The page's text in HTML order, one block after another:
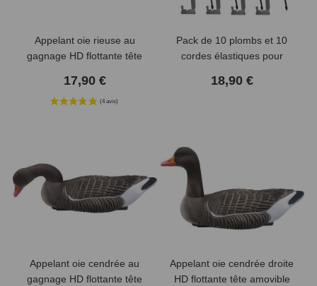
(1 avis)
Appelant oie rieuse au
gagnage HD flottante tête
17,90 €
Pack de 10 plombs et 10
cordes élastiques pour
18,90 €
Appelant oie cendrée au
gagnage HD flottante tête
Appelant oie cendrée droite
HD flottante tête amovible